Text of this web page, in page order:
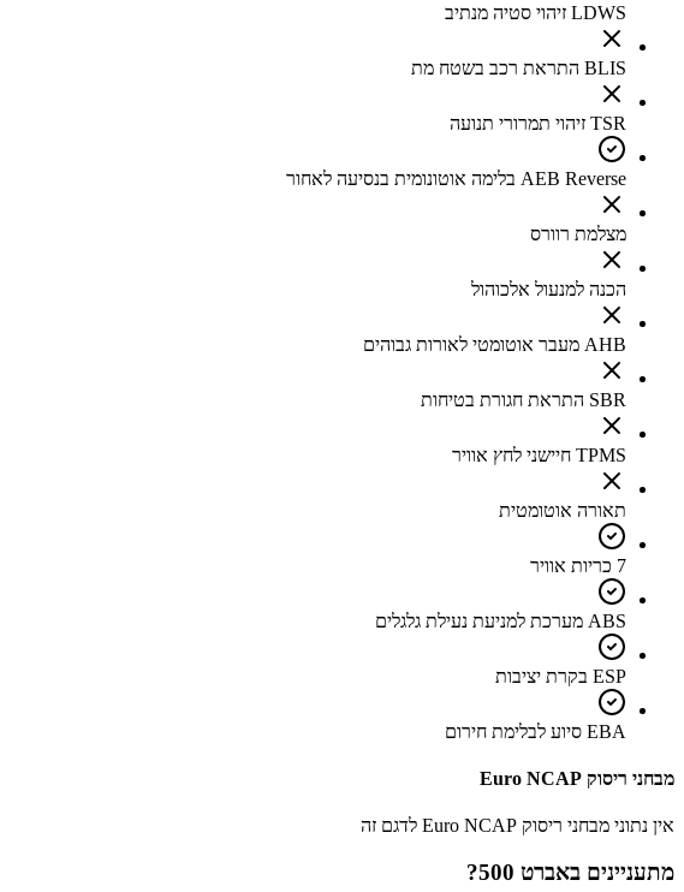
LDWS זיהוי סטיה מנתיב
BLIS התראת רכב בשטח מת
TSR זיהוי תמרורי תנועה
AEB Reverse בלימה אוטונומית בנסיעה לאחור
מצלמת רוורס
הכנה למנעול אלכוהול
AHB מעבר אוטומטי לאורות גבוהים
SBR התראת חגורת בטיחות
TPMS חיישני לחץ אוויר
תאורה אוטומטית
7 כריות אוויר
ABS מערכת למניעת נעילת גלגלים
ESP בקרת יציבות
EBA סיוע לבלימת חירום
מבחני ריסוק Euro NCAP
אין נתוני מבחני ריסוק Euro NCAP לדגם זה
מתעניינים באברט 500 ?